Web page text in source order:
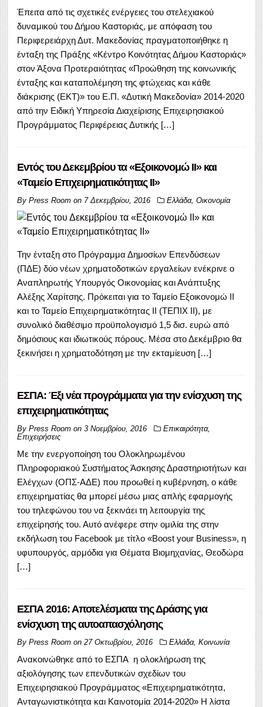
Έπειτα από τις σχετικές ενέργειες του στελεχιακού
δυναμικού του Δήμου Καστοριάς, με απόφαση του
Περιφερειάρχη Δυτ. Μακεδονίας πραγματοποιήθηκε η
ένταξη της Πράξης «Κέντρο Κοινότητας Δήμου Καστοριάς»
στον Άξονα Προτεραιότητας «Προώθηση της κοινωνικής
ένταξης και καταπολέμηση της φτώχειας και κάθε
διάκρισης (ΕΚΤ)» του Ε.Π. «Δυτική Μακεδονία» 2014-2020
από την Ειδική Υπηρεσία Διαχείρισης Επιχειρησιακού
Προγράμματος Περιφέρειας Δυτικής […]
Εντός του Δεκεμβρίου τα «Εξοικονομώ ΙΙ» και
«Ταμείο Επιχειρηματικότητας ΙΙ»
By Press Room on 7 Δεκεμβρίου, 2016 Ελλάδα, Οικονομία
Την ένταξη στο Πρόγραμμα Δημοσίων Επενδύσεων
(ΠΔΕ) δύο νέων χρηματοδοτικών εργαλείων ενέκρινε ο
Αναπληρωτής Υπουργός Οικονομίας και Ανάπτυξης
Αλέξης Χαρίτσης. Πρόκειται για το Ταμείο Εξοικονομώ ΙΙ
και το Ταμείο Επιχειρηματικότητας ΙΙ (ΤΕΠΙΧ ΙΙ), με
συνολικό διαθέσιμο προϋπολογισμό 1,5 δισ. ευρώ από
δημόσιους και ιδιωτικούς πόρους. Μέσα στο Δεκέμβριο θα
ξεκινήσει η χρηματοδότηση με την εκταμίευση […]
ΕΣΠΑ: Έξι νέα προγράμματα για την ενίσχυση της
επιχειρηματικότητας
By Press Room on 3 Νοεμβρίου, 2016 Επικαιρότητα,
Επιχειρήσεις
Με την ενεργοποίηση του Ολοκληρωμένου
Πληροφοριακού Συστήματος Άσκησης Δραστηριοτήτων και
Ελέγχων (ΟΠΣ-ΑΔΕ) που προωθεί η κυβέρνηση, ο κάθε
επιχειρηματίας θα μπορεί μέσω μιας απλής εφαρμογής
του τηλεφώνου του να ξεκινάει τη λειτουργία της
επιχείρησής του. Αυτό ανέφερε στην ομιλία της στην
εκδήλωση του Facebook με τίτλο «Boost your Business», η
υφυπουργός, αρμόδια για Θέματα Βιομηχανίας, Θεοδώρα
[…]
ΕΣΠΑ 2016: Αποτελέσματα της Δράσης για
ενίσχυση της αυτοαπασχόλησης
By Press Room on 27 Οκτωβρίου, 2016 Ελλάδα, Κοινωνία
Ανακοινώθηκε από το ΕΣΠΑ η ολοκλήρωση της
αξιολόγησης των επενδυτικών σχεδίων του
Επιχειρησιακού Προγράμματος «Επιχειρηματικότητα,
Ανταγωνιστικότητα και Καινοτομία 2014-2020» Η λίστα